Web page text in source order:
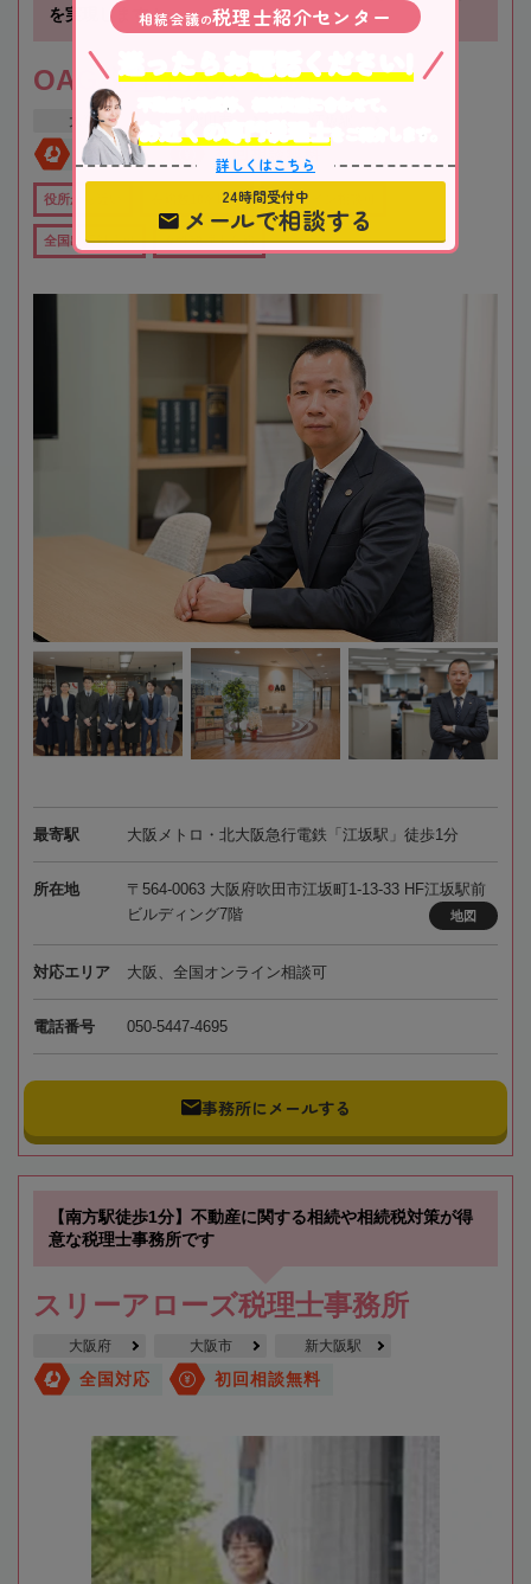
を実現します！
OAG税理士法人 大阪
大阪府
全国対応 初回相談無料
役所から近い 在籍数10名以上 オンライン相談可
全国出張対応可 女性税理士在籍
最寄駅 大阪メトロ・北大阪急行電鉄「江坂駅」徒歩1分
所在地
〒564-0063 大阪府吹田市江坂町1-13-33 HF江坂駅前
ビルディング7階
地図
対応エリア 大阪、全国オンライン相談可
電話番号 050-5447-4695
事務所にメールする
【南方駅徒歩1分】不動産に関する相続や相続税対策が得
意な税理士事務所です
スリーアローズ税理士事務所
大阪府 大阪市 新大阪駅
全国対応 初回相談無料
相続会議の税理士紹介センター
不動産や株式等、相続資産に合わせて、
お近くの専門税理士 をご紹介します。
詳しくはこちら
24時間受付中
メールで相談する